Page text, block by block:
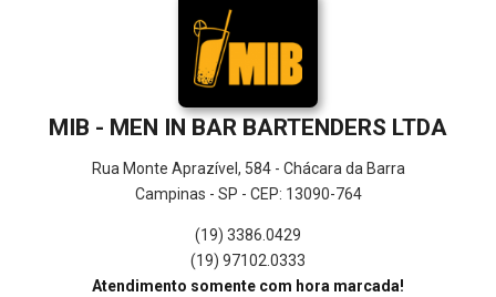
MIB - MEN IN BAR BARTENDERS LTDA
Rua Monte Aprazível, 584 - Chácara da Barra
Campinas - SP - CEP: 13090-764
(19) 3386.0429
(19) 97102.0333
Atendimento somente com hora marcada!